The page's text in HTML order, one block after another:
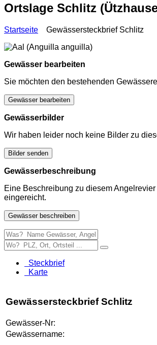
Ortslage Schlitz
Startseite Gewässersteckbrief Schlitz
Gewässer bearbeiten
Sie möchten den bestehenden
Gewässer bearbeiten
Gewässerbilder
Wir haben leider noch keine Bilder zu
Bilder senden
Gewässerbeschreibung
Eine Beschreibung zu diesem
eingereicht.
Gewässer beschreiben
Steckbrief
Karte
Gewässersteckbrief Schlitz
Gewässer-Nr:
Gewässername: